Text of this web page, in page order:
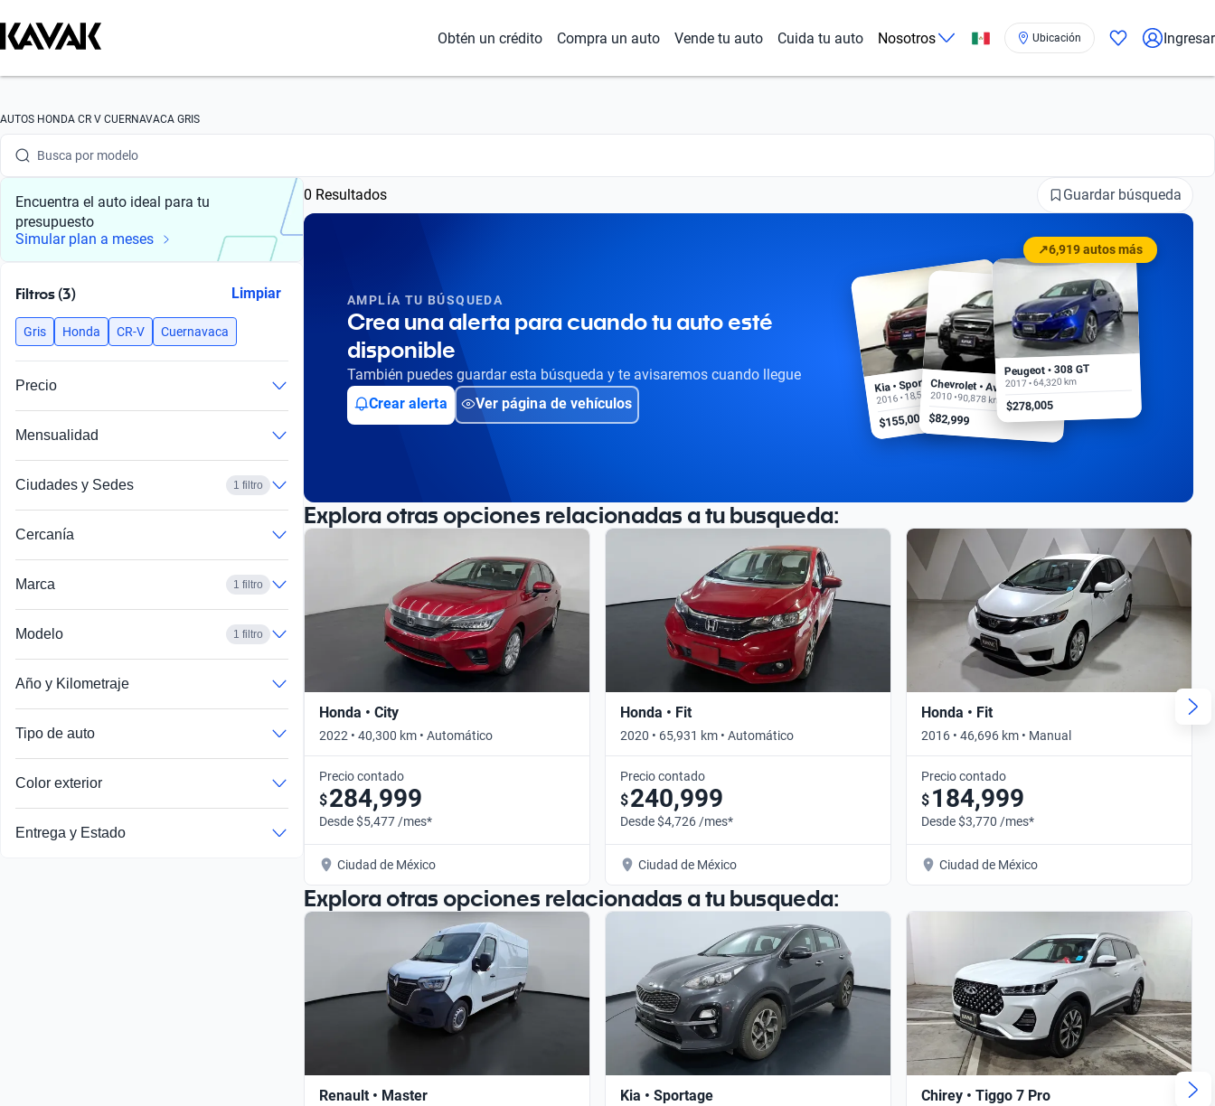
Obtén un crédito Compra un auto Vende tu auto Cuida tu auto Nosotros Ubicación Ingresar
AUTOS HONDA CR V CUERNAVACA GRIS
Busca por marca
Busca por modelo
Busca por versión
Busca por año
Busca por modelo
Busca por año
Encuentra el auto ideal para tu
presupuesto
Simular plan a meses
Filtros (3) Limpiar
Gris Honda CR-V Cuernavaca
Precio
Mensualidad
Ciudades y Sedes 1 filtro
Cercanía
Marca 1 filtro
Modelo 1 filtro
Año y Kilometraje
Tipo de auto
Color exterior
Entrega y Estado
0 Resultados Guardar búsqueda
AMPLÍA TU BÚSQUEDA
Crea una alerta para cuando tu auto esté
disponible
También puedes guardar esta búsqueda y te avisaremos cuando llegue
Crear alerta
Ver página de vehículos
↗6,919 autos más
Kia • Sportage EX
2016 • 18,500 km
$155,000
Chevrolet • Aveo
2010 • 90,878 km
$82,999
Peugeot • 308 GT
2017 • 64,320 km
$278,005
Explora otras opciones relacionadas a tu busqueda:
Honda • City
2022 • 40,300 km • Automático
Precio contado
$284,999
Desde $5,477 /mes*
Ciudad de México
Honda • Fit
2020 • 65,931 km • Automático
Precio contado
$240,999
Desde $4,726 /mes*
Ciudad de México
Honda • Fit
2016 • 46,696 km • Manual
Precio contado
$ 184,999
Desde $3,770 /mes*
Ciudad de México
Explora otras opciones relacionadas a tu busqueda:
Renault • Master Kia • Sportage Chirey • Tiggo 7 Pro